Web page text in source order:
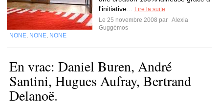
l'initiative...
Lire la suite
Le 25 novembre 2008 par Alexia
Guggémos
NONE NONE NONE
En vrac: Daniel Buren, André
Santini, Hugues Aufray, Bertrand
Delanoë.